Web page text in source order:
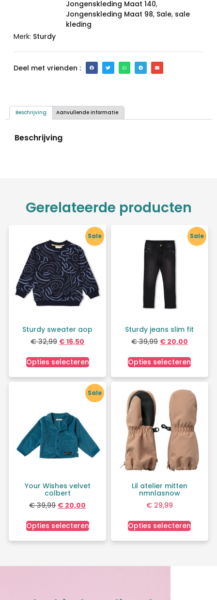
Jongenskleding Maat 140,
Jongenskleding Maat 98, Sale, sale
kleding
Merk: Sturdy
Deel met vrienden :
Beschrijving Aanvullende informatie
Beschrijving
Gerelateerde producten
Sale
Sturdy sweater aop
€32,99 €16,50
Opties selecteren
Sale
Sturdy jeans slim fit
€39,99 €20,00
Opties selecteren
Sale
Your Wishes velvet
colbert
€39,99 € 20,00
Opties selecteren
Lil atelier mitten
nmnlasnow
€29,99
Opties selecteren